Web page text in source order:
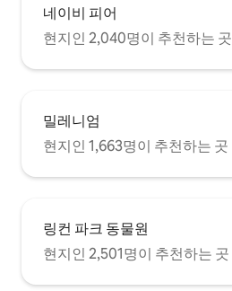
네이비 피어
현지인 2,040명이 추천하는 곳
밀레니엄
현지인 1,663명이 추천하는 곳
링컨 파크 동물원
현지인 2,501명이 추천하는 곳